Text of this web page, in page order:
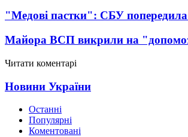
"Медові пастки": СБУ попередила
Майора ВСП викрили на
Читати коментарі
Новини України
Останні
Популярні
Коментовані